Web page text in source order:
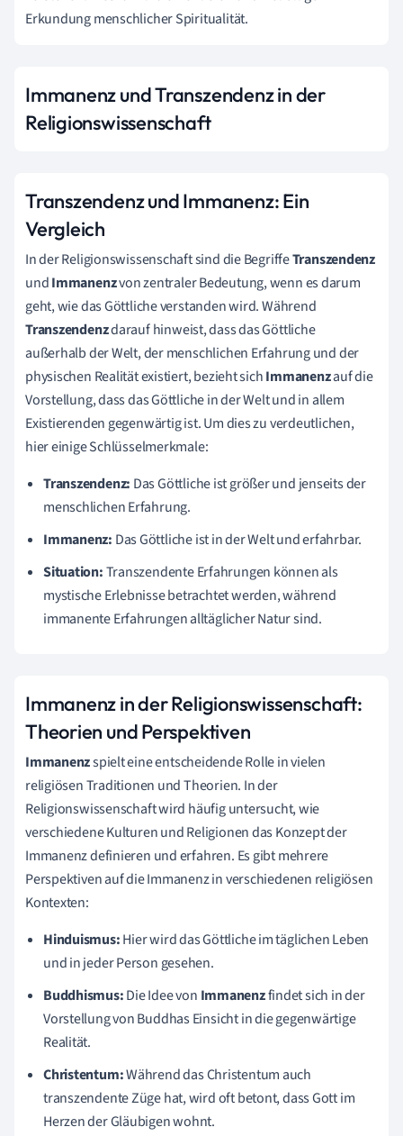
Erkundung menschlicher Spiritualität.
Immanenz und Transzendenz in der
Religionswissenschaft
Transzendenz und Immanenz: Ein
Vergleich
In der Religionswissenschaft sind die BegriffeTranszendenz
undImmanenzvon zentraler Bedeutung, wenn es darum
geht, wie das Göttliche verstanden wird. Während
Transzendenzdarauf hinweist, dass das Göttliche
außerhalb der Welt, der menschlichen Erfahrung und der
physischen Realität existiert, bezieht sichImmanenzauf die
Vorstellung, dass das Göttliche in der Welt und in allem
Existierenden gegenwärtig ist. Um dies zu verdeutlichen,
hier einige Schlüsselmerkmale:
Transzendenz: Das Göttliche ist größer und jenseits der
menschlichen Erfahrung.
Immanenz: Das Göttliche ist in der Welt und erfahrbar.
Situation:Transzendente Erfahrungen können als
mystische Erlebnisse betrachtet werden, während
immanente Erfahrungen alltäglicher Natur sind.
Immanenz in der Religionswissenschaft:
Theorien und Perspektiven
Immanenzspielt eine entscheidende Rolle in vielen
religiösen Traditionen und Theorien. In der
Religionswissenschaft wird häufig untersucht, wie
verschiedene Kulturen und Religionen das Konzept der
Immanenz definieren und erfahren. Es gibt mehrere
Perspektiven auf die Immanenz in verschiedenen religiösen
Kontexten:
Hinduismus:Hier wird das Göttliche im täglichen Leben
und in jeder Person gesehen.
Buddhismus:Die Idee von Immanenzfindet sich in der
Vorstellung von Buddhas Einsicht in die gegenwärtige
Realität.
Christentum:Während das Christentum auch
transzendente Züge hat, wird oft betont, dass Gott im
Herzen der Gläubigen wohnt.